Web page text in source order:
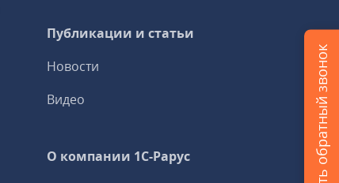
Публикации и статьи
Новости
Видео
О компании 1C-Рарус
Заказать обратный звонок